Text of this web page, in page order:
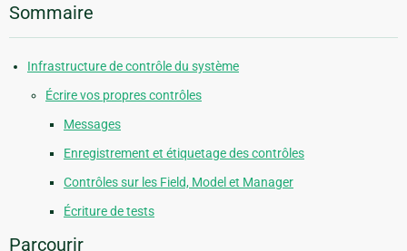
Sommaire
Infrastructure de contrôle du système
Écrire vos propres contrôles
Messages
Enregistrement et étiquetage des contrôles
Contrôles sur les Field, Model et Manager
Écriture de tests
Parcourir